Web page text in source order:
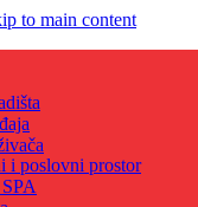
to main content
i poslovni prostor